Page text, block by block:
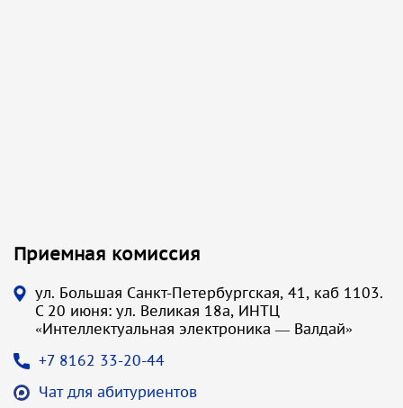
Приемная комиссия
ул. Большая Санкт-Петербургская, 41, каб 1103.
С 20 июня: ул. Великая 18а, ИНТЦ
«Интеллектуальная электроника — Валдай»
+7 8162 33-20-44
Чат для абитуриентов